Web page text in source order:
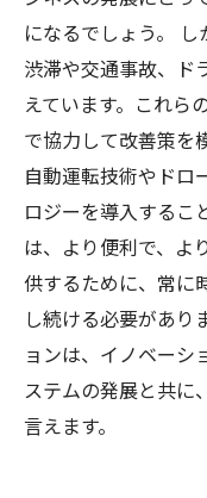
になるでしょう。 し
渋滞や交通事故、ド
えています。これら
で協力して改善策を
自動運転技術やドロ
ロジーを導入するこ
は、より便利で、よ
供するために、常に
し続ける必要があり
ョンは、イノベーシ
ステムの発展と共に
言えます。